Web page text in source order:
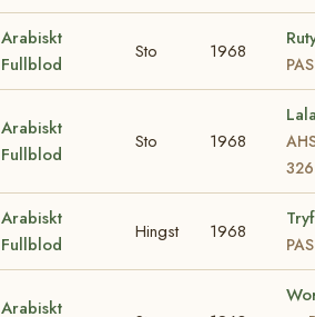
Arabiskt
Fullblod
Sto 1968
Arabiskt
Fullblod
Sto 1968
Arabiskt
Fullblod
Hingst 1968
Arabiskt